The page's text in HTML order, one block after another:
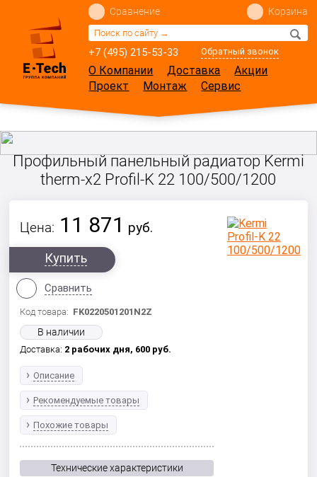
+7 (495) 215-53-33 Обратный звонок
Сравнение Корзина
О Компании Доставка
Акции
Проект
Монтаж Сервис
Профильный панельный радиатор Kermi
therm-x2 Profil-K 22 100/500/1200
Цена: 11 871 руб.
Купить
Сравнить
Код товара: FK0220501201N2Z
В наличии
Доставка: 2 рабочих дня, 600 руб.
Описание
Рекомендуемые товары
Похожие товары
Технические характеристики